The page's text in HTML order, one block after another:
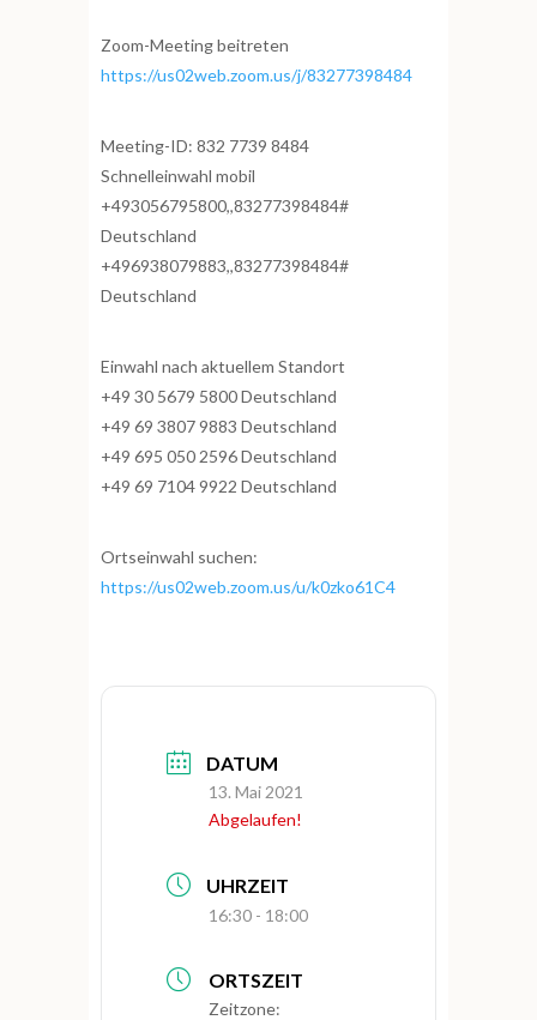
Zoom-Meeting beitreten
https://us02web.zoom.us/j/83277398484
Meeting-ID: 832 7739 8484
Schnelleinwahl mobil
+493056795800,,83277398484#
Deutschland
+496938079883,,83277398484#
Deutschland
Einwahl nach aktuellem Standort
+49 30 5679 5800 Deutschland
+49 69 3807 9883 Deutschland
+49 695 050 2596 Deutschland
+49 69 7104 9922 Deutschland
Ortseinwahl suchen:
https://us02web.zoom.us/u/k0zko61C4
DATUM
13. Mai 2021
Abgelaufen!
UHRZEIT
16:30 - 18:00
ORTSZEIT
Zeitzone: